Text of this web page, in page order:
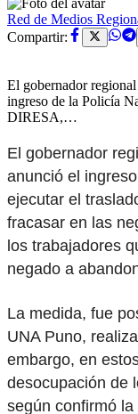
Red de Medios
Compartir:
El gobernador
ingreso de la Policía
DIRESA,…
El gobernador
anunció el
ejecutar el
fracasar en las
los trabajadores
negado a
La medida, fue
UNA Puno,
embargo, en
desocupación de
según confirmó